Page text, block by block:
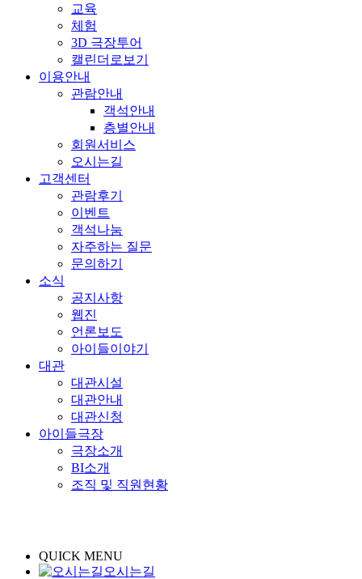
교육
체험
3D 극장투어
캘린더로보기
이용안내
관람안내
객석안내
층별안내
회원서비스
오시는길
고객센터
관람후기
이벤트
객석나눔
자주하는 질문
문의하기
소식
공지사항
웹진
언론보도
아이들이야기
대관
대관시설
대관안내
대관신청
아이들극장
극장소개
BI소개
조직 및 직원현황
QUICK MENU
오시는길